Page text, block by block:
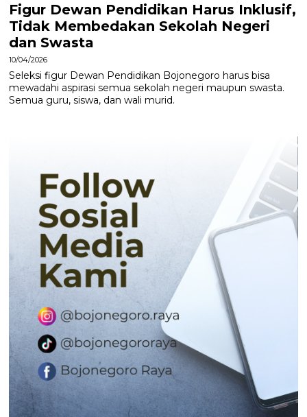
Figur Dewan Pendidikan Harus Inklusif,
Tidak Membedakan Sekolah Negeri
dan Swasta
10/04/2026
Seleksi figur Dewan Pendidikan Bojonegoro harus bisa
mewadahi aspirasi semua sekolah negeri maupun swasta.
Semua guru, siswa, dan wali murid.